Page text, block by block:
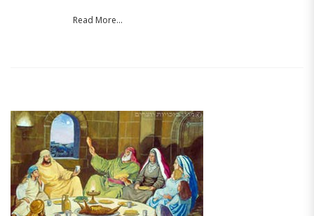
Read More...